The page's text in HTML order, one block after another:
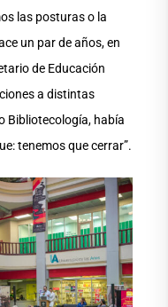
las posturas o la
un par de años, en
de Educación
a distintas
Bibliotecología, había
tenemos que cerrar”.